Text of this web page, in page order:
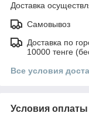
Доставка
Самовывоз
Доставка по
10000 тенге
Все условия
Условия оплаты